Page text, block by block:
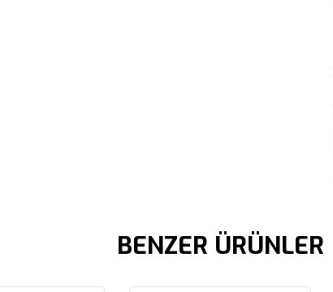
BENZER ÜRÜNLER